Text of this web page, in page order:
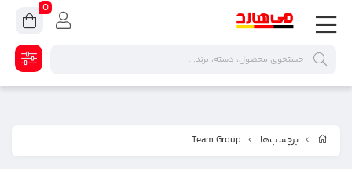
برچسب‌ها Team Group
0